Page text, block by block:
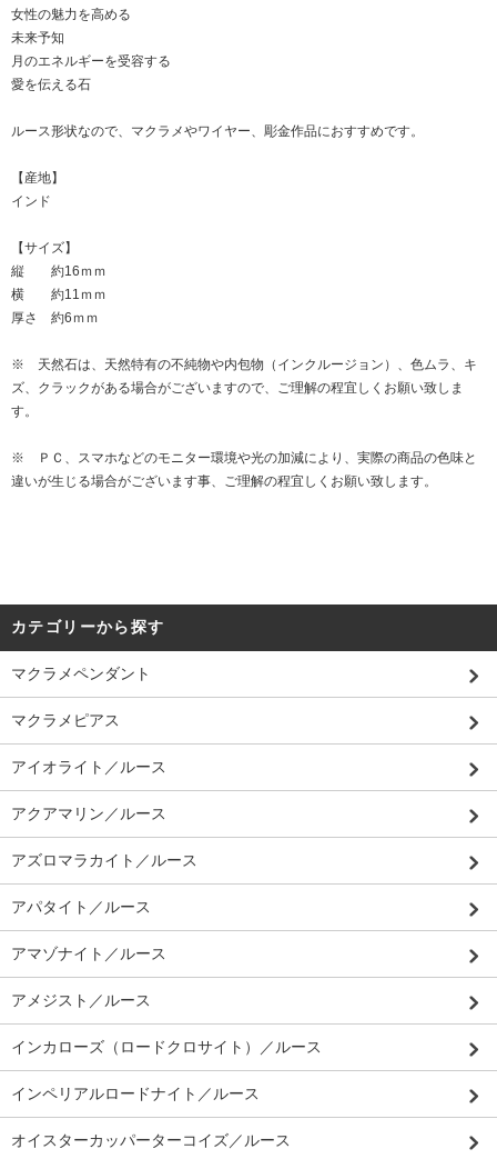
女性の魅力を高める
未来予知
月のエネルギーを受容する
愛を伝える石
ルース形状なので、マクラメやワイヤー、彫金作品におすすめです。
【産地】
インド
【サイズ】
縦 約16ｍｍ
横 約11ｍｍ
厚さ 約6ｍｍ
※ 天然石は、天然特有の不純物や内包物（インクルージョン）、色ムラ、キ
ズ、クラックがある場合がございますので、ご理解の程宜しくお願い致しま
す。
※ ＰＣ、スマホなどのモニター環境や光の加減により、実際の商品の色味と
違いが生じる場合がございます事、ご理解の程宜しくお願い致します。
カテゴリーから探す
マクラメペンダント
マクラメピアス
アイオライト／ルース
アクアマリン／ルース
アズロマラカイト／ルース
アパタイト／ルース
アマゾナイト／ルース
アメジスト／ルース
インカローズ（ロードクロサイト）／ルース
インペリアルロードナイト／ルース
オイスターカッパーターコイズ／ルース